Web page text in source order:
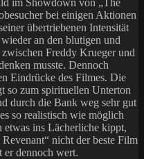
bei einigen Aktionen
übertriebenen Intensität
an den blutigen und
Freddy Krueger und
musste. Dennoch
Eindrücke des Filmes. Die
so zum spirituellen Unterton
durch die Bank weg sehr gut
so realistisch wie möglich
etwas ins Lächerliche kippt,
nicht der beste Film
er dennoch wert.